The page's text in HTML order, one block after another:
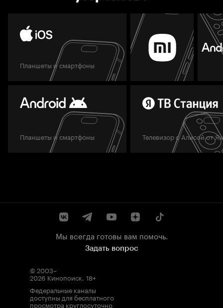
Планшеты и смартфоны
Планшеты и смартфоны Телевизор с Алисой от
Мы всегда готовы вам помочь.
Задать вопрос
© 2003–
2026 Кинопоиск. 18+
Федеральные каналы
доступны для бесплатного
просмотра круглосуточно